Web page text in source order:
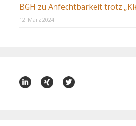
BGH zu Anfechtbarkeit trotz
12. März 2024